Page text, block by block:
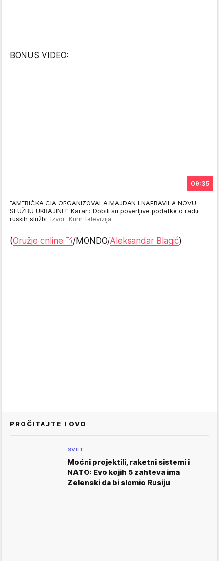
BONUS VIDEO:
09:35
"AMERIČKA CIA ORGANIZOVALA MAJDAN I NAPRAVILA NOVU
SLUŽBU UKRAJINE!" Karan: Dobili su poverljive podatke o radu
ruskih službi Izvor: Kurir televizija
(Oružje online /MONDO/Aleksandar Blagić)
PROČITAJTE I OVO
SVET
Moćni projektili, raketni sistemi i
NATO: Evo kojih 5 zahteva ima
Zelenski da bi slomio Rusiju